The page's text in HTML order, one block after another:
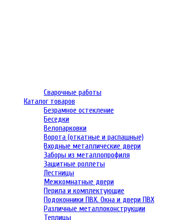
Сварочные работы
Каталог товаров
Безрамное остекление
Беседки
Велопарковки
Ворота (откатные и распашные)
Входные металлические двери
Заборы из металлопрофиля
Защитные роллеты
Лестницы
Межкомнатные двери
Перила и комплектующие
Подоконники ПВХ. Окна и двери ПВХ
Различные металлоконструкции
Теплицы